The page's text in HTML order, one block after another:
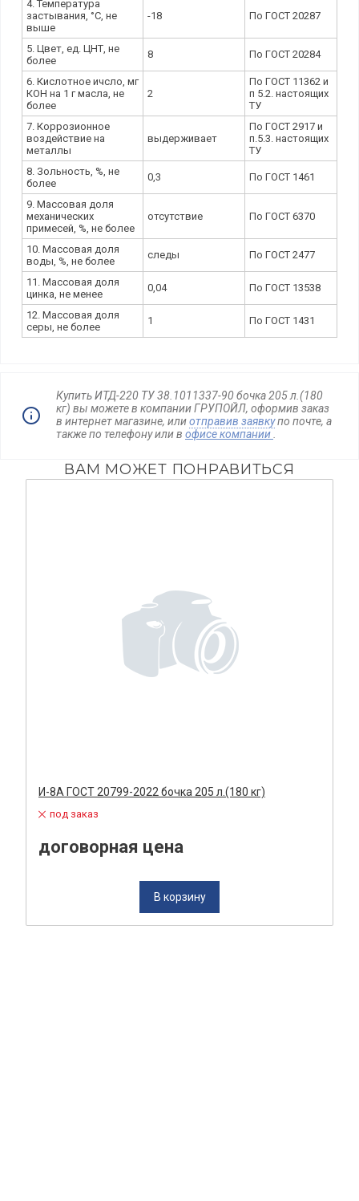
4. Температура
застывания, °C, не
выше
-18 По ГОСТ 20287
5. Цвет, ед. ЦНТ, не
более
8 По ГОСТ 20284
6. Кислотное ичсло, мг
КОН на 1 г масла, не
более
2
По ГОСТ 11362 и
п 5.2. настоящих
ТУ
7. Коррозионное
воздействие на
металлы
выдерживает
По ГОСТ 2917 и
п.5.3. настоящих
ТУ
8. Зольность, %, не
более
0,3 По ГОСТ 1461
9. Массовая доля
механических
примесей, %, не более
отсутствие По ГОСТ 6370
10. Массовая доля
воды, %, не более
следы По ГОСТ 2477
11. Массовая доля
цинка, не менее
0,04 По ГОСТ 13538
12. Массовая доля
серы, не более
1 По ГОСТ 1431
Купить ИТД-220 ТУ 38.1011337-90 бочка 205 л.(180
кг) вы можете в компании ГРУПОЙЛ, оформив заказ
в интернет магазине, илиотправив заявкупо почте, а
также по телефонуили в офисе компании
ВАМ МОЖЕТ ПОНРАВИТЬСЯ
И-8А ГОСТ 20799-2022 бочка 205 л.(180 кг)
под заказ
договорная цена
В корзину